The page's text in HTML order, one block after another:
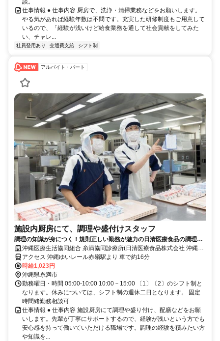
仕事情報 ● 仕事内容 厨房で、洗浄・清掃業務などをお願いします。
やる気があれば経験年数は不問です。充実した研修制度もご用意して
いるので、「経験が浅いけど給食業務を通して社会貢献をしてみた
い、チャレ...
社員登用あり 交通費支給 シフト制
アルバイト・パート
施設内厨房にて、調理や盛付けスタッフ
調理の知識が身につく！規則正しい勤務が魅力の日清医療食品の調理員
（パート・アルバイト）求人
沖縄医療生活協同組合 糸満協同診療所(日清医療食品株式会社 沖縄支
店)
アクセス 沖縄ゆいレール赤嶺駅より 車で約16分
時給1,023円
沖縄県糸満市
勤務曜日・時間 05:00-10:00 10:00－15:00 〔1〕〔2〕のシフト制と
なります。休みについては、シフト制の週休二日となります。 固定
時間緒勤務相談可
仕事情報 ● 仕事内容 施設厨房にて調理や盛り付け、配膳などをお願
いします。先輩が丁寧にサポートするので、経験が浅いという方でも
安心感を持って働いていただける職場です。調理の経験を積みたい方
や知識を...